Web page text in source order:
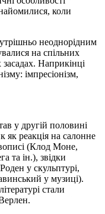
коли
неоднорідним
на спільних
Наприкінці
імпресіонізм,
у другій половині
як реакція на салонне
(Клод Моне,
та ін.), звідки
у скульптурі,
у музиці).
стали